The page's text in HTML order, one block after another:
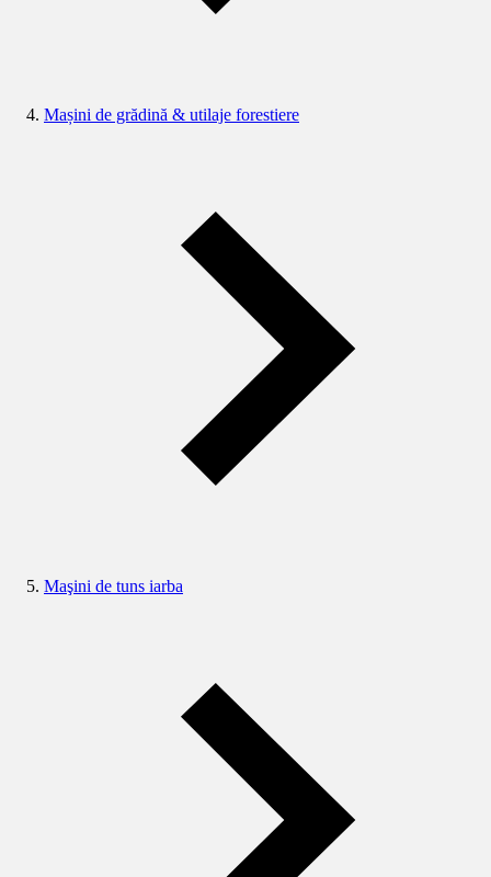
Mașini de grădină & utilaje forestiere
Maşini de tuns iarba